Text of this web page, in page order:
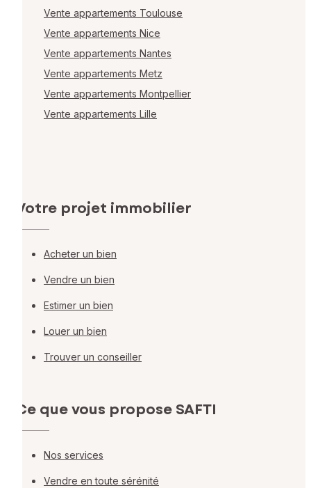
Vente appartements Toulouse
Vente appartements Nice
Vente appartements Nantes
Vente appartements Metz
Vente appartements Montpellier
Vente appartements Lille
Votre projet immobilier
Acheter un bien
Vendre un bien
Estimer un bien
Louer un bien
Trouver un conseiller
Ce que vous propose SAFTI
Nos services
Vendre en toute sérénité